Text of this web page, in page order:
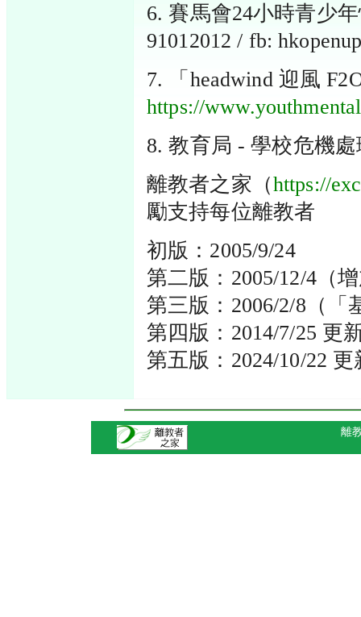
6. 賽馬會24小時青少
91012012 / fb:
7. 「headwind 迎風
https://
8. 教育局 - 學校危機
離教者之家（https://
勵支持每位離教者
初版：2005/9/24
第二版：2005/12/4（
第三版：2006/2/8（
第四版：2014/7/25 更
第五版：2024/10/22
離